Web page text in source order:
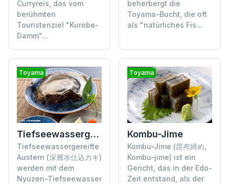
Curryreis, das vom
berühmten
Touristenziel "Kurobe-
Damm"...
beherbergt die
Toyama-Bucht, die oft
als "natürliches Fis...
Toyama
Tiefseewassergereifte Austern
Tiefseewassergereifte
Austern (深層水仕込カキ)
werden mit dem
Nyuzen-Tiefseewasser
Toyama
Kombu-Jime
Kombu-Jime (昆布締め,
Kombu-jime) ist ein
Gericht, das in der Edo-
Zeit entstand, als der